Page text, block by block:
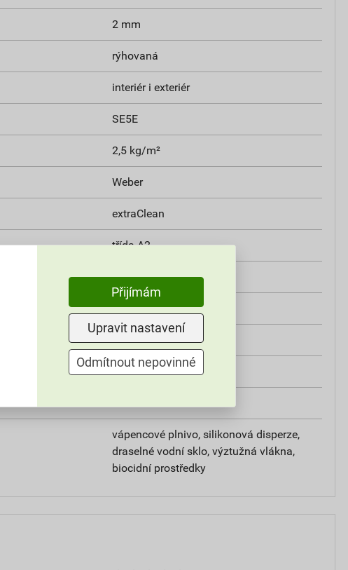
2 mm
rýhovaná
interiér i exteriér
SE5E
2,5 kg/m²
Weber
extraClean
třída A2
0,8 W/mK
od +5°C do +25°C
25 kg
omítky
vápencové plnivo, silikonová disperze,
draselné vodní sklo, výztužná vlákna,
biocidní prostředky
Přijímám
Upravit nastavení
Odmítnout nepovinné